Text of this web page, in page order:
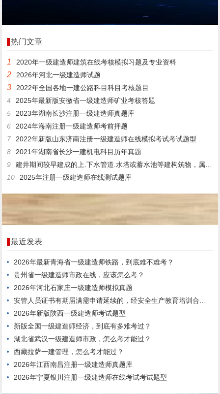
热门文章
1 2020年一级建造师建筑在线考核模拟习题及专业资料
2 2026年河北一级建造师试题
3
2022年全国各地一建公路科目科目考核题目
4
2025年最新版安徽省一级建造师矿业考核答题
5
2023年湖南长沙注册一级建造师真题库
6
2024年海南注册一级建造师考前押题
7
2022年新版山东济南注册一级建造师在线模拟考试考试题型
8
2021年湖南省长沙一建机电科目历年真题
9
建井期间较早建成的上.下水管道.水塔或蓄水池等建构筑物，属于()性质。
10
2025年注册一级建造师在线测试题库
最近发表
2026年最新青海省一级建造师铁路，到底难不难考？
贵州省一级建造师市政在线，应该怎么考？
2026年河北石家庄一级建造师模拟真题
安管人员证书有期届满需申请延续的，经安全生产教育培训合格，连续3年内每年度不少于()个学时。
2026年新版陕西一级建造师考试题型
新版全国一级建造师经济，到底有多难考过？
湖北省武汉一级建造师市政，怎么考才能过？
西藏拉萨一建管理，怎么考才能过？
2026年江西南昌注册一级建造师真题库
2026年宁夏银川注册一级建造师在线考试考试题型